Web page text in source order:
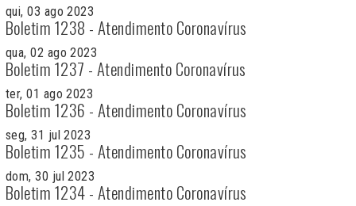
qui, 03 ago 2023
Boletim 1238 - Atendimento Coronavírus
qua, 02 ago 2023
Boletim 1237 - Atendimento Coronavírus
ter, 01 ago 2023
Boletim 1236 - Atendimento Coronavírus
seg, 31 jul 2023
Boletim 1235 - Atendimento Coronavírus
dom, 30 jul 2023
Boletim 1234 - Atendimento Coronavírus